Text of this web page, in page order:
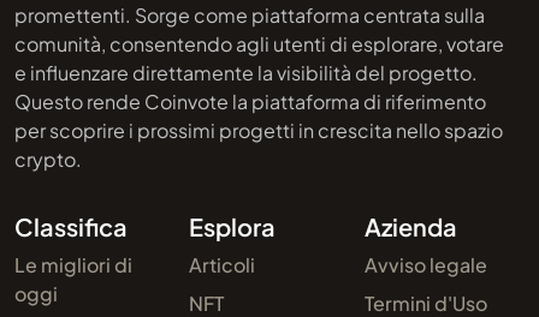
promettenti. Sorge come piattaforma centrata sulla
comunità, consentendo agli utenti di esplorare, votare
e influenzare direttamente la visibilità del progetto.
Questo rende Coinvote la piattaforma di riferimento
per scoprire i prossimi progetti in crescita nello spazio
crypto.
Classifica
Le migliori di
oggi
Esplora
Articoli
NFT
Azienda
Avviso legale
Termini d'Uso